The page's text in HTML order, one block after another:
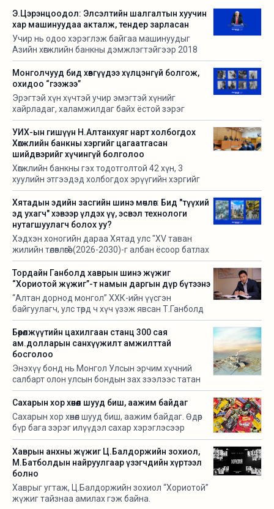
Э.Цэрэнцоодол: Элсэлтийн шалгалтын хуучин
хар машинуудаа акталж, тендер зарласан
Учир нь одоо хэрэглэж байгаа машинуудыг
Азийн хөгжлийн банкны дэмжлэгтэйгээр 2018
онд авсан. 7-8 жил болчихсон учир гацах зэрэг
асуудал гарч, 2-3 цаг хүлээлгэсэн тохиолдол
бий. Тиймээс акталсан.
Монголчууд бид хөвгүүдээ хүлцэнгүй болгож,
охидоо “гээжээ”
Эрэгтэй хүн хүчтэй учир эмэгтэй хүнийг
хайрладаг, халамжилдаг байх ёстой зэрэг
жендерийн хэвшмэл ойлголтоос үүдэлтэй
дээрэлхэлтийг бид энэ цаг үед хамтад нь ярьж,
шийдэл олох хэрэгтэй.
УИХ-ын гишүүн Н.Алтанхуяг нарт холбогдох
Хөгжлийн банкны хэргийг цагаатгасан
шийдвэрийг хүчингүй болголоо
Хөгжлийн банкны гэх тодотголтой 42 хүн, 3
хуулийн этгээдэд холбогдох эрүүгийн хэргийг
зарим шүүгдэгч, өмгөөлөгч нарын гомдол,
прокурорын эсэргүүцлийг үндэслэн хэргийн бүх
ажиллагаа, шийдвэрийг бүрэн хянаж, үнэлэн
дүгнэж дараах байдлаар анхан шатны шүүхийн
шийтгэх тогтоолын зарим хэсгийг хүчингүй
болгож, мөн өөрчлөлт оруулж шийдвэрлэлээ.
Хятадын эдийн засгийн шинэ мөчлөг: Бид "түүхий
эд ухагч" хэвээр үлдэх үү, эсвэл технологи
нутагшуулагч болох уу?
Хэдхэн хоногийн дараа Хятад улс "XV таван
жилийн төлөвлөгөө" (2026-2030)-г албан ёсоор батлах
гэж байна.
Тордайн Ганболд хаврын шинэ жүжиг
“Хориотой жүжиг”-т намын даргын дүр бүтээнэ
“Алтан дорнод монгол” ХХК-ийн үүсгэн
байгуулагч, улс төрд ч хүч үзэж явсан Т.Ганболд
намын даргын дүрийг авчээ.
Бөөрөлжүүтийн цахилгаан станц 300 сая
ам.долларын санхүүжилт амжилттай
босголоо
Энэхүү бонд нь Монгол Улсын эрчим хүчний
салбарт олон улсын бондын зах зээлээс татан
төвлөрүүлсэн анхны санхүүжилт болж буйгаараа
онцлог. Тус үнэт цаасыг Сингапурын Хөрөнгийн
бирж дээр бүртгүүлж, “Бодь Интернэшнл” ХХК-
ийн баталгаатайгаар 5 жилийн хугацаатай,
жилийн 11.375 хувийн хүүтэй гаргасан юм байна.
Сахарын хор хөнөөл шууд биш, аажим байдаг
Сахарын хор хөнөөл шууд биш, аажим байдаг. Өдөр
бүр бага зэрэг илүүдэл сахар хэрэглэсээр
байвал бие илүүдэл энергийг өөх хэлбэрээр
хадгална.
Хаврын анхны жүжиг Ц.Балдоржийн зохиол,
М.Батболдын найруулгаар үзэгчдийн хүртээл
болно
Хаврыг угтаж, Ц.Балдоржийн зохиол “Хориотой”
жүжиг тайзнаа амилах гэж байна.